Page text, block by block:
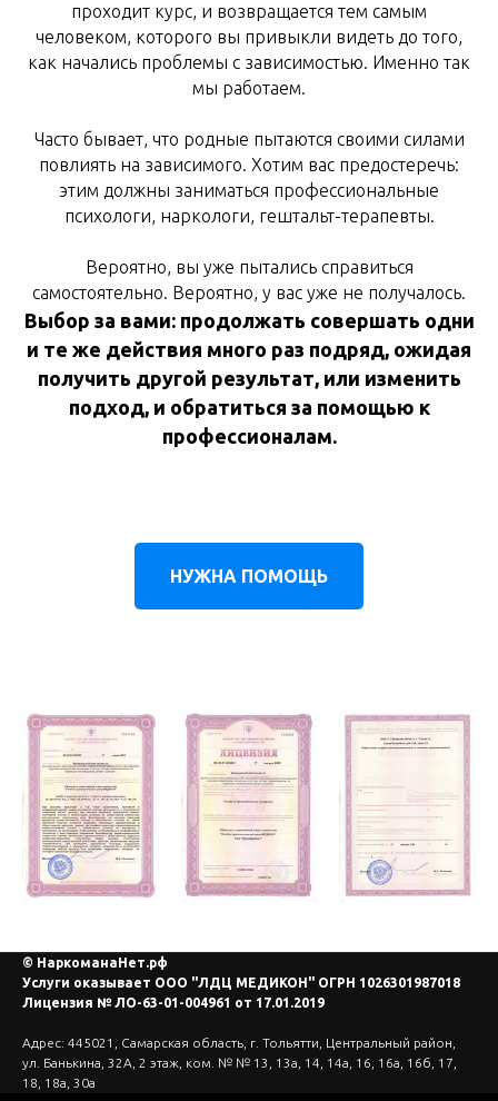
проходит курс, и возвращается тем самым
человеком, которого вы привыкли видеть до того,
как начались проблемы с зависимостью. Именно так
мы работаем.
Часто бывает, что родные пытаются своими силами
повлиять на зависимого. Хотим вас предостеречь:
этим должны заниматься профессиональные
психологи, наркологи, гештальт-терапевты.
Вероятно, вы уже пытались справиться
самостоятельно. Вероятно, у вас уже не получалось.
Выбор за вами: продолжать совершать одни
и те же действия много раз подряд, ожидая
получить другой результат, или изменить
подход, и обратиться за помощью к
профессионалам.
НУЖНА ПОМОЩЬ
© НаркоманаНет.рф
Услуги оказывает ООО "ЛДЦ МЕДИКОН" ОГРН 1026301987018
Лицензия № ЛО-63-01-004961 от 17.01.2019
Адрес: 445021, Самарская область, г. Тольятти, Центральный район,
ул. Банькина, 32А, 2 этаж, ком. № № 13, 13а, 14, 14а, 16, 16а, 16б, 17,
18, 18а, 30а